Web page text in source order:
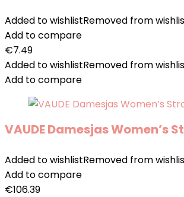
Added to wishlistRemoved from
Add to compare
€7.49
Added to wishlistRemoved from
Add to compare
VAUDE Damesjas Women’s
Added to wishlistRemoved from
Add to compare
€106.39